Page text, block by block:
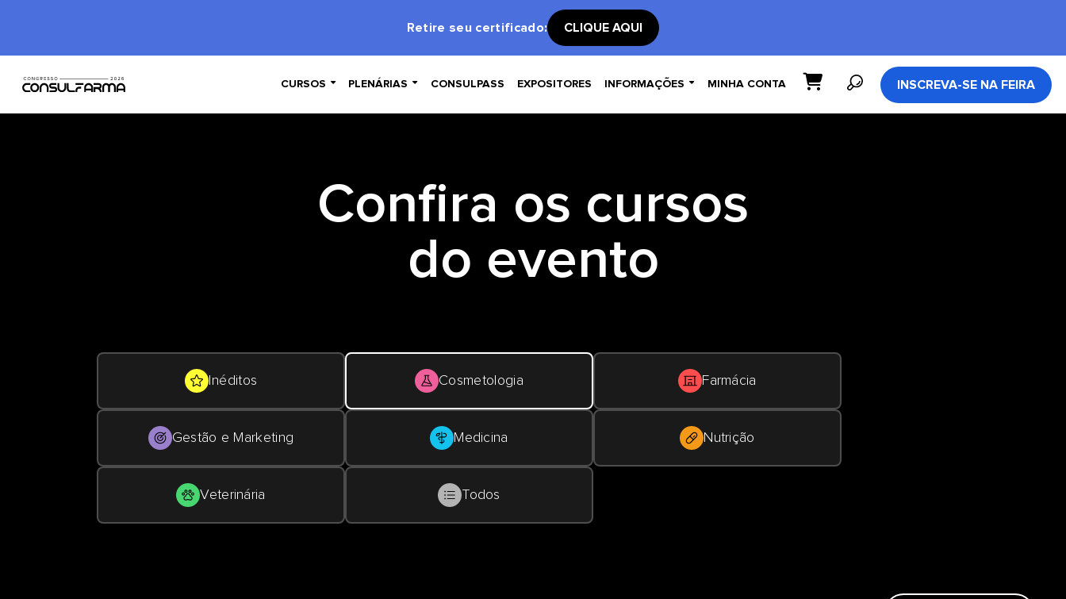
Retire seu certificado: CLIQUE AQUI
CURSOS  PLENÁRIAS  CONSULPASS EXPOSITORES INFORMAÇÕES  MINHA CONTA INSCREVA-SE NA FEIRA
Confira os cursos
do evento
Inéditos Cosmetologia Farmácia
Gestão e Marketing Medicina Nutrição
Veterinária Todos